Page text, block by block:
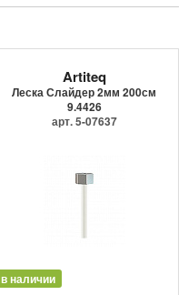
Artiteq
Леска Слайдер 2мм 200см
9.4426
арт. 5-07637
в наличии